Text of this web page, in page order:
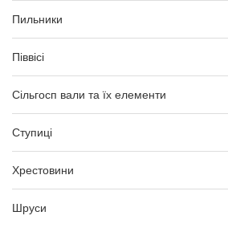
Пильники
Піввісі
Сільгосп вали та їх елементи
Ступиці
Хрестовини
Шруси